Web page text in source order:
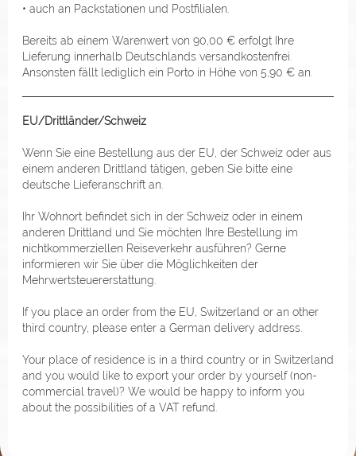
• auch an Packstationen und Postfilialen.
Bereits ab einem Warenwert von 90,00 € erfolgt Ihre
Lieferung innerhalb Deutschlands versandkostenfrei.
Ansonsten fällt lediglich ein Porto in Höhe von 5,90 € an.
EU/Drittländer/Schweiz
Wenn Sie eine Bestellung aus der EU, der Schweiz oder aus
einem anderen Drittland tätigen, geben Sie bitte eine
deutsche Lieferanschrift an.
Ihr Wohnort befindet sich in der Schweiz oder in einem
anderen Drittland und Sie möchten Ihre Bestellung im
nichtkommerziellen Reiseverkehr ausführen? Gerne
informieren wir Sie über die Möglichkeiten der
Mehrwertsteuererstattung.
If you place an order from the EU, Switzerland or an other
third country, please enter a German delivery address.
Your place of residence is in a third country or in Switzerland
and you would like to export your order by yourself (non-
commercial travel)? We would be happy to inform you
about the possibilities of a VAT refund.